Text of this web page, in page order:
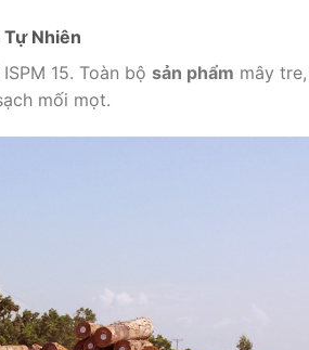
Tự Nhiên
15. Toàn bộ sản phẩm mây tre,
mối mọt.